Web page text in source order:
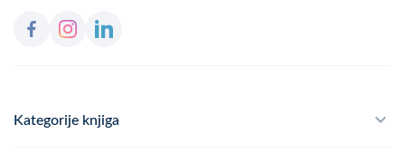
Kategorije knjiga